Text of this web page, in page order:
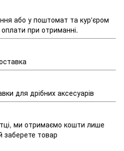
або у поштомат та кур'єром
при отриманні.
для дрібних аксесуарів
ми отримаємо кошти лише
заберете товар